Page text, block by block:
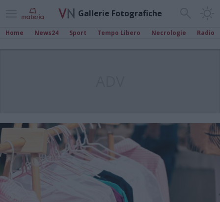
Gallerie Fotografiche
Home News24 Sport Tempo Libero Necrologie Radio